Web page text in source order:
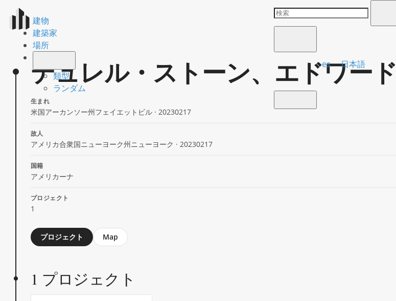
建物
建築家
場所
類型
ランダム
es 日本語
デュレル・ストーン、エドワード
生まれ
米国アーカンソー州フェイエットビル · 20230217
故人
アメリカ合衆国ニューヨーク州ニューヨーク · 20230217
国籍
アメリカーナ
プロジェクト
1
Jump
to
プロジェクト Map
1 プロジェクト